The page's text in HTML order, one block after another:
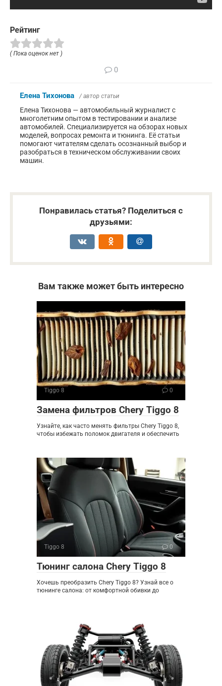
Рейтинг
( Пока оценок нет )
0
Елена Тихонова / автор статьи
Елена Тихонова — автомобильный журналист с
многолетним опытом в тестировании и анализе
автомобилей. Специализируется на обзорах новых
моделей, вопросах ремонта и тюнинга. Её статьи
помогают читателям сделать осознанный выбор и
разобраться в техническом обслуживании своих
машин.
Понравилась статья? Поделиться с
друзьями:
Вам также может быть интересно
Tiggo 8 0
Замена фильтров Chery Tiggo 8
Узнайте, как часто менять фильтры Chery Tiggo 8,
чтобы избежать поломок двигателя и обеспечить
Tiggo 8 0
Тюнинг салона Chery Tiggo 8
Хочешь преобразить Chery Tiggo 8? Узнай все о
тюнинге салона: от комфортной обивки до